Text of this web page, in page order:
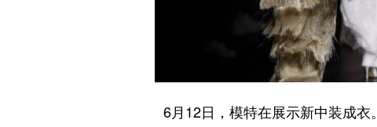
6月12日，模特在展示新中装成衣。